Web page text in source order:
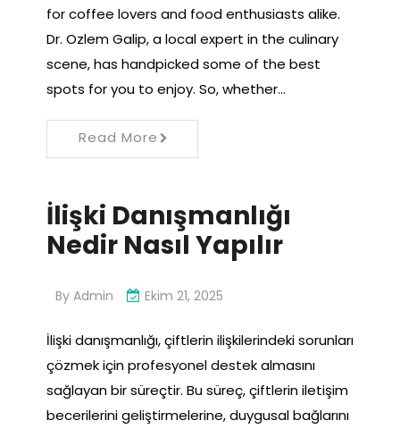
for coffee lovers and food enthusiasts alike.
Dr. Ozlem Galip, a local expert in the culinary
scene, has handpicked some of the best
spots for you to enjoy. So, whether…
Read More
İlişki Danışmanlığı
Nedir Nasıl Yapılır
By Admin Ekim 21, 2025
İlişki danışmanlığı, çiftlerin ilişkilerindeki sorunları
çözmek için profesyonel destek almasını
sağlayan bir süreçtir. Bu süreç, çiftlerin iletişim
becerilerini geliştirmelerine, duygusal bağlarını